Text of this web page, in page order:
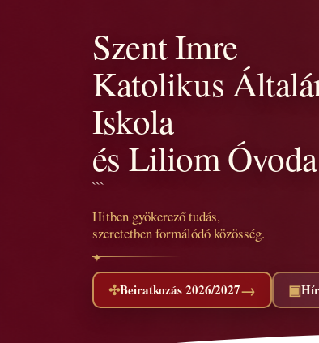
Szent Imre
Katolikus
Iskola
és Liliom Óvoda
```
Hitben gyökerező tudás,
szeretetben formálódó közösség.
✣Beiratkozás 2026/2027→ ▣